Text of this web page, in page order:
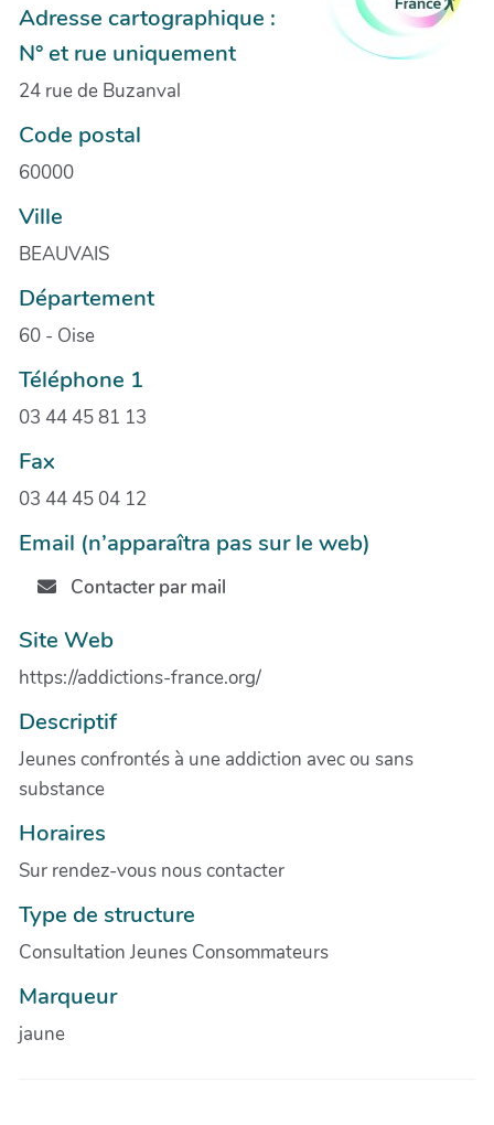
Adresse cartographique :
N° et rue uniquement
24 rue de Buzanval
Code postal
60000
Ville
BEAUVAIS
Département
60 - Oise
Téléphone 1
03 44 45 81 13
Fax
03 44 45 04 12
Email (n’apparaîtra pas sur le web)
Contacter par mail
Site Web
https://addictions-france.org/
Descriptif
Jeunes confrontés à une addiction avec ou sans
substance
Horaires
Sur rendez-vous nous contacter
Type de structure
Consultation Jeunes Consommateurs
Marqueur
jaune